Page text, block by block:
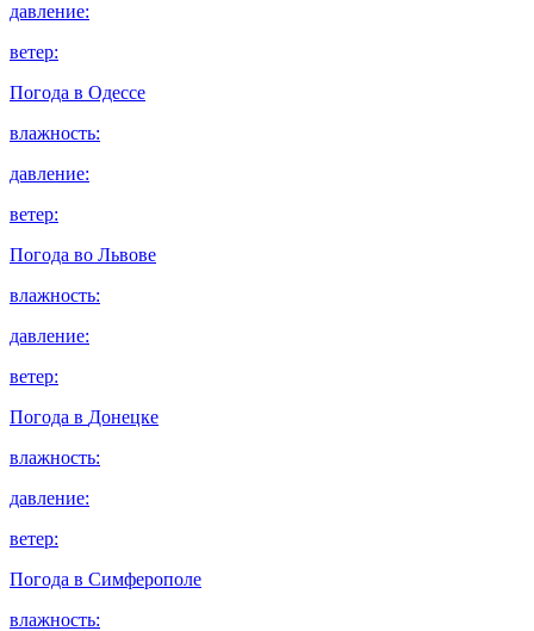
давление:
ветер:
Погода в Одессе
влажность:
давление:
ветер:
Погода во Львове
влажность:
давление:
ветер:
Погода в Донецке
влажность:
давление:
ветер:
Погода в Симферополе
влажность: